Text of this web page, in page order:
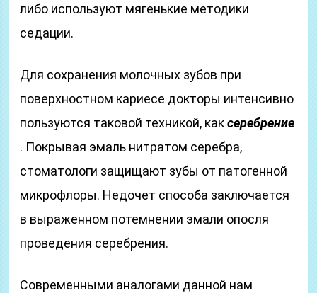
либо используют мягенькие методики
седации.
Для сохранения молочных зубов при
поверхностном кариесе докторы интенсивно
пользуются таковой техникой, каксеребрение
. Покрывая эмаль нитратом серебра,
стоматологи защищают зубы от патогенной
микрофлоры. Недочет способа заключается
в выраженном потемнении эмали опосля
проведения серебрения.
Современными аналогами данной нам